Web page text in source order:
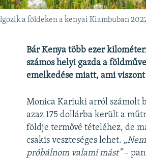
a földeken a kenyai Kiambuban
Bár Kenya több ezer
számos helyi gazda a
emelkedése miatt, ami
Monica Kariuki arról számolt
azaz 175 dollárba került a
földje termővé tételéhez, de
csakis veszteséges lehet.
próbálnom valami mást”–